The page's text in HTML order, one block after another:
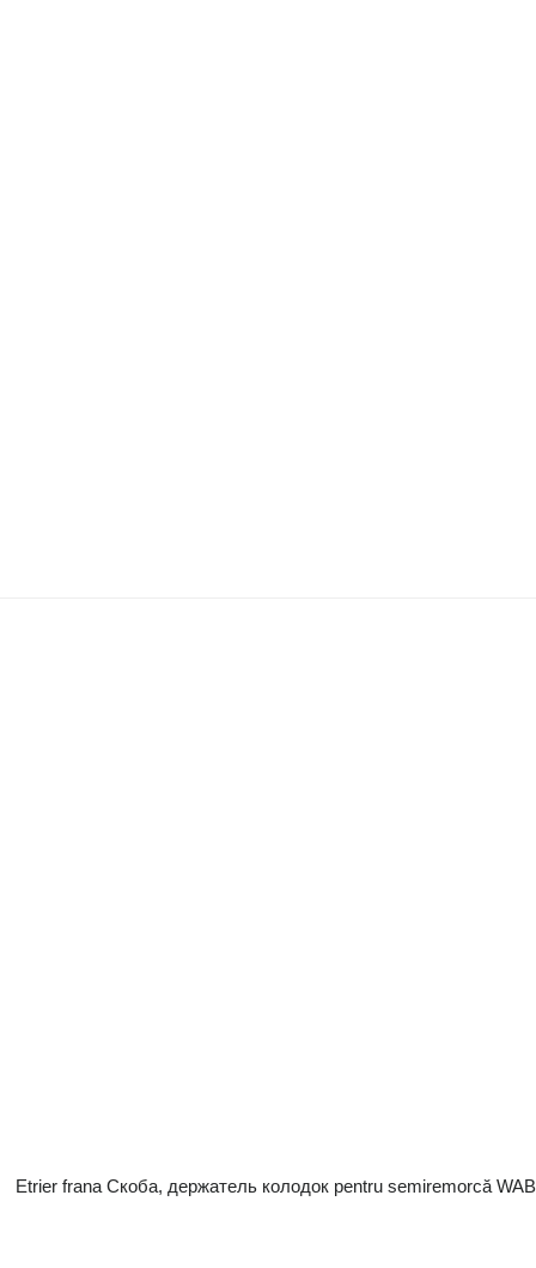
Etrier frana Скоба, держатель колодок pentru semiremorcă